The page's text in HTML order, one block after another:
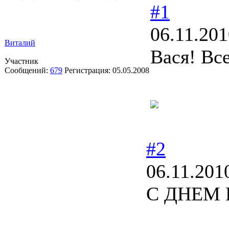
Виталий
Участник
Сообщений: 679 Регистрация: 05.05.2008
#1
Вася!
#2
С ДНЕМ